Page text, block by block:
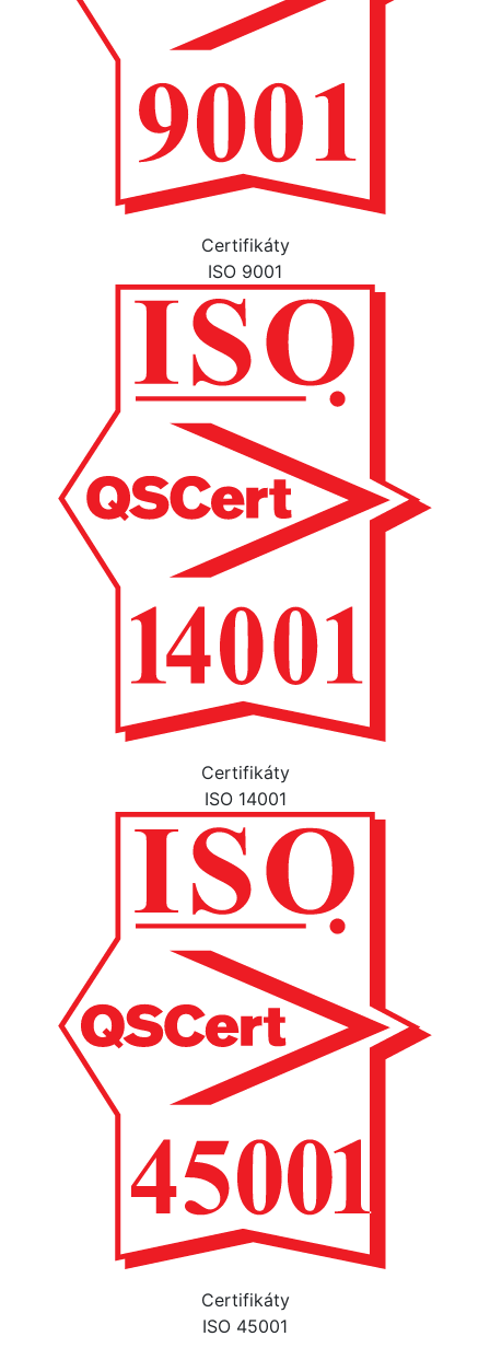
Certifikáty
ISO 9001
Certifikáty
ISO 14001
Certifikáty
ISO 45001